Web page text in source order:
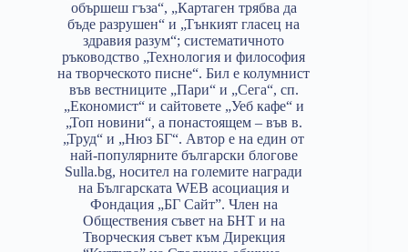
обършеш гъза“, „Картаген трябва да
бъде разрушен“ и „Тънкият гласец на
здравия разум“; систематичното
ръководство „Технология и философия
на творческото писне“. Бил е колумнист
във вестниците „Пари“ и „Сега“, сп.
„Економист“ и сайтовете „Уеб кафе“ и
„Топ новини“, а понастоящем – във в.
„Труд“ и „Нюз БГ“. Автор е на един от
най-популярните български блогове
Sulla.bg, носител на големите награди
на Българската WEB асоциация и
Фондация „БГ Сайт”. Член на
Обществения съвет на БНТ и на
Творческия съвет към Дирекция